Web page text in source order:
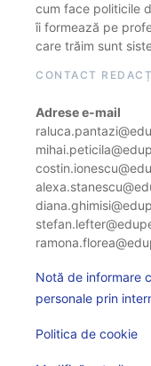
cum face politicile
îi formează pe
care trăim sunt
CONTACT
Adrese e-mail
Notă de informare
personale prin
Politica de cookie